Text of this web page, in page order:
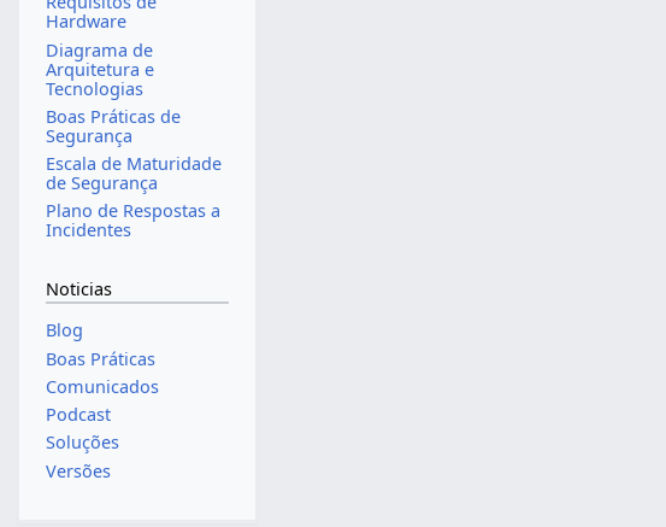
Hardware
Diagrama de
Arquitetura e
Tecnologias
Boas Práticas de
Segurança
Escala de Maturidade
de Segurança
Plano de Respostas a
Incidentes
Noticias
Blog
Boas Práticas
Comunicados
Podcast
Soluções
Versões